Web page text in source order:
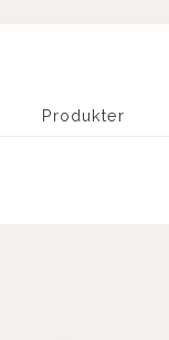
Produkter